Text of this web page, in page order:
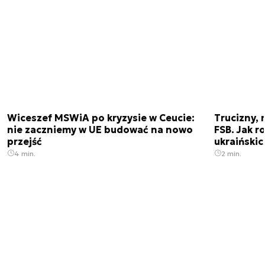
Wiceszef MSWiA po kryzysie w Ceucie:
nie zaczniemy w UE budować na nowo
przejść
4 min.
Trucizny,
FSB. Jak
2 min.